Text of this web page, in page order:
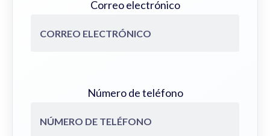
Correo electrónico
Número de teléfono